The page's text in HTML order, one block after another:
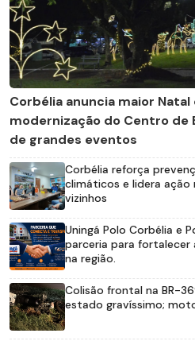
Corbélia anuncia maior
modernização do Centro de
de grandes eventos
Corbélia reforça
climáticos e lidera ação
vizinhos
Uningá Polo Corbélia e
parceria para fortalecer
na região.
Colisão frontal na BR-
estado gravíssimo;